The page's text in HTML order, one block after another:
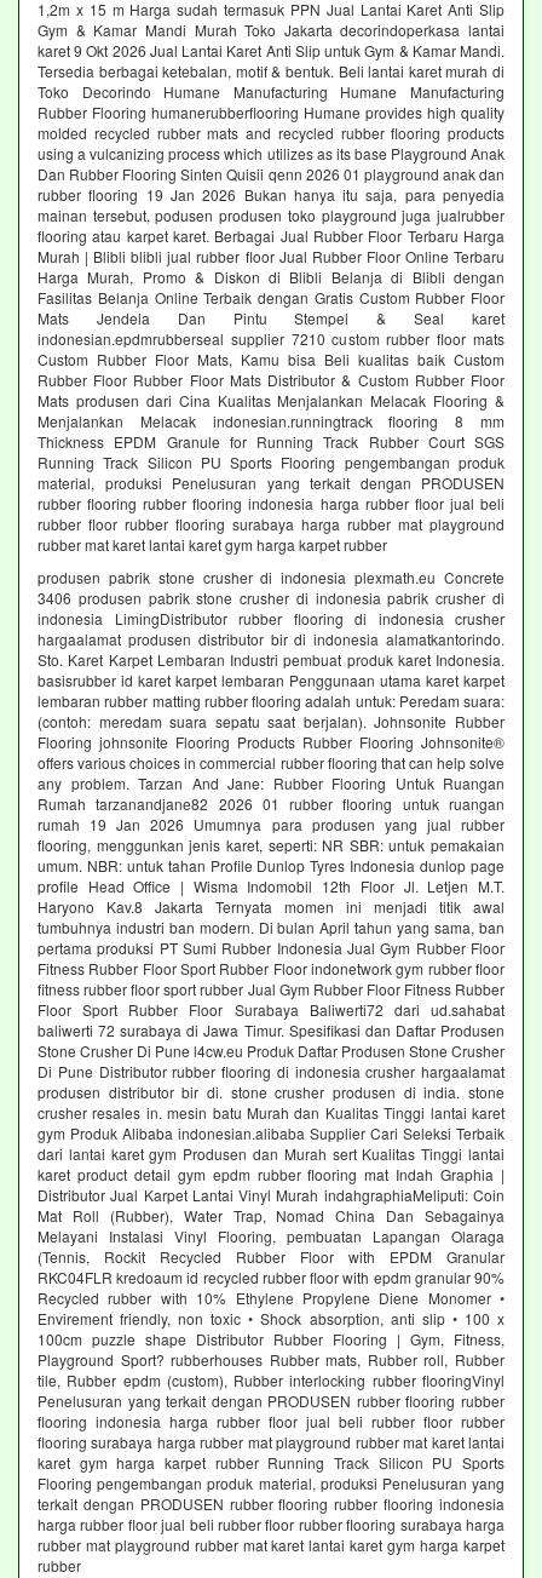
1,2m x 15 m Harga sudah termasuk PPN Jual Lantai Karet Anti Slip
Gym & Kamar Mandi Murah Toko Jakarta decorindoperkasa lantai
karet 9 Okt 2026 Jual Lantai Karet Anti Slip untuk Gym & Kamar Mandi.
Tersedia berbagai ketebalan, motif & bentuk. Beli lantai karet murah di
Toko Decorindo Humane Manufacturing Humane Manufacturing
Rubber Flooring humanerubberflooring Humane provides high quality
molded recycled rubber mats and recycled rubber flooring products
using a vulcanizing process which utilizes as its base Playground Anak
Dan Rubber Flooring Sinten Quisii qenn 2026 01 playground anak dan
rubber flooring 19 Jan 2026 Bukan hanya itu saja, para penyedia
mainan tersebut, podusen produsen toko playground juga jualrubber
flooring atau karpet karet. Berbagai Jual Rubber Floor Terbaru Harga
Murah | Blibli blibli jual rubber floor Jual Rubber Floor Online Terbaru
Harga Murah, Promo & Diskon di Blibli Belanja di Blibli dengan
Fasilitas Belanja Online Terbaik dengan Gratis Custom Rubber Floor
Mats Jendela Dan Pintu Stempel & Seal karet
indonesian.epdmrubberseal supplier 7210 custom rubber floor mats
Custom Rubber Floor Mats, Kamu bisa Beli kualitas baik Custom
Rubber Floor Rubber Floor Mats Distributor & Custom Rubber Floor
Mats produsen dari Cina Kualitas Menjalankan Melacak Flooring &
Menjalankan Melacak indonesian.runningtrack flooring 8 mm
Thickness EPDM Granule for Running Track Rubber Court SGS
Running Track Silicon PU Sports Flooring pengembangan produk
material, produksi Penelusuran yang terkait dengan PRODUSEN
rubber flooring rubber flooring indonesia harga rubber floor jual beli
rubber floor rubber flooring surabaya harga rubber mat playground
rubber mat karet lantai karet gym harga karpet rubber
produsen pabrik stone crusher di indonesia plexmath.eu Concrete
3406 produsen pabrik stone crusher di indonesia pabrik crusher di
indonesia LimingDistributor rubber flooring di indonesia crusher
hargaalamat produsen distributor bir di indonesia alamatkantorindo.
Sto. Karet Karpet Lembaran Industri pembuat produk karet Indonesia.
basisrubber id karet karpet lembaran Penggunaan utama karet karpet
lembaran rubber matting rubber flooring adalah untuk: Peredam suara:
(contoh: meredam suara sepatu saat berjalan). Johnsonite Rubber
Flooring johnsonite Flooring Products Rubber Flooring Johnsonite®
offers various choices in commercial rubber flooring that can help solve
any problem. Tarzan And Jane: Rubber Flooring Untuk Ruangan
Rumah tarzanandjane82 2026 01 rubber flooring untuk ruangan
rumah 19 Jan 2026 Umumnya para produsen yang jual rubber
flooring, menggunkan jenis karet, seperti: NR SBR: untuk pemakaian
umum. NBR: untuk tahan Profile Dunlop Tyres Indonesia dunlop page
profile Head Office | Wisma Indomobil 12th Floor Jl. Letjen M.T.
Haryono Kav.8 Jakarta Ternyata momen ini menjadi titik awal
tumbuhnya industri ban modern. Di bulan April tahun yang sama, ban
pertama produksi PT Sumi Rubber Indonesia Jual Gym Rubber Floor
Fitness Rubber Floor Sport Rubber Floor indonetwork gym rubber floor
fitness rubber floor sport rubber Jual Gym Rubber Floor Fitness Rubber
Floor Sport Rubber Floor Surabaya Baliwerti72 dari ud.sahabat
baliwerti 72 surabaya di Jawa Timur. Spesifikasi dan Daftar Produsen
Stone Crusher Di Pune l4cw.eu Produk Daftar Produsen Stone Crusher
Di Pune Distributor rubber flooring di indonesia crusher hargaalamat
produsen distributor bir di. stone crusher produsen di india. stone
crusher resales in. mesin batu Murah dan Kualitas Tinggi lantai karet
gym Produk Alibaba indonesian.alibaba Supplier Cari Seleksi Terbaik
dari lantai karet gym Produsen dan Murah sert Kualitas Tinggi lantai
karet product detail gym epdm rubber flooring mat Indah Graphia |
Distributor Jual Karpet Lantai Vinyl Murah indahgraphiaMeliputi: Coin
Mat Roll (Rubber), Water Trap, Nomad China Dan Sebagainya
Melayani Instalasi Vinyl Flooring, pembuatan Lapangan Olaraga
(Tennis, Rockit Recycled Rubber Floor with EPDM Granular
RKC04FLR kredoaum id recycled rubber floor with epdm granular 90%
Recycled rubber with 10% Ethylene Propylene Diene Monomer •
Envirement friendly, non toxic • Shock absorption, anti slip • 100 x
100cm puzzle shape Distributor Rubber Flooring | Gym, Fitness,
Playground Sport? rubberhouses Rubber mats, Rubber roll, Rubber
tile, Rubber epdm (custom), Rubber interlocking rubber flooringVinyl
Penelusuran yang terkait dengan PRODUSEN rubber flooring rubber
flooring indonesia harga rubber floor jual beli rubber floor rubber
flooring surabaya harga rubber mat playground rubber mat karet lantai
karet gym harga karpet rubber Running Track Silicon PU Sports
Flooring pengembangan produk material, produksi Penelusuran yang
terkait dengan PRODUSEN rubber flooring rubber flooring indonesia
harga rubber floor jual beli rubber floor rubber flooring surabaya harga
rubber mat playground rubber mat karet lantai karet gym harga karpet
rubber